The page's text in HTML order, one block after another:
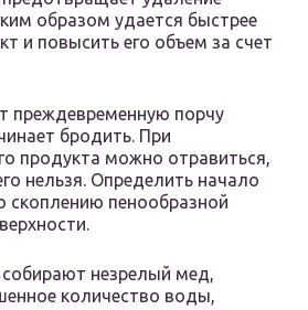
образом удается быстрее
и повысить его объем за счет
преждевременную порчу
бродить. При
продукта можно отравиться,
нельзя. Определить начало
пенообразной
незрелый мед,
количество воды,